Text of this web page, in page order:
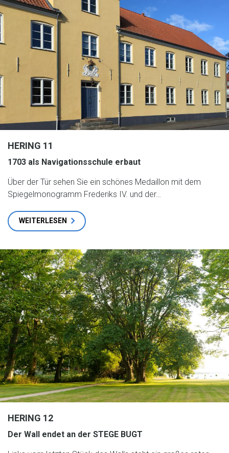
HERING 11
1703 als Navigationsschule erbaut
Über der Tür sehen Sie ein schönes Medaillon mit dem
Spiegelmonogramm Frederiks IV. und der…
WEITERLESEN
HERING 12
Der Wall endet an der STEGE BUGT